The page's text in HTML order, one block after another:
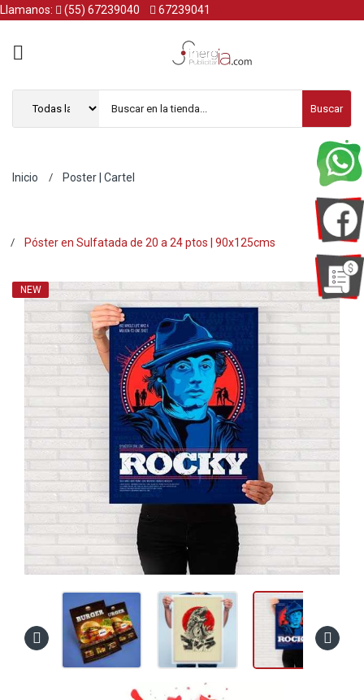
Llamanos: (55) 67239040 67239041
Buscar
Inicio Poster | Cartel
Póster en Sulfatada de 20 a 24 ptos | 90x125cms
NEW